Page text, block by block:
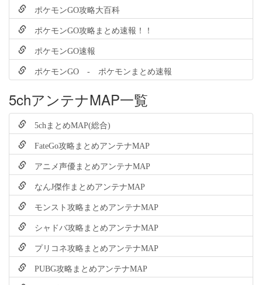
ポケモンGO攻略大百科
ポケモンGO攻略まとめ速報！！
ポケモンGO速報
ポケモンGO - ポケモンまとめ速報
5chアンテナMAP一覧
5chまとめMAP(総合)
FateGo攻略まとめアンテナMAP
アニメ声優まとめアンテナMAP
なんJ傑作まとめアンテナMAP
モンスト攻略まとめアンテナMAP
シャドバ攻略まとめアンテナMAP
プリコネ攻略まとめアンテナMAP
PUBG攻略まとめアンテナMAP